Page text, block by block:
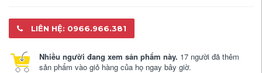
LIÊN HỆ: 0966.966.381
Nhiều người đang xem sản phẩm này. 17 người đã thêm
sản phẩm vào giỏ hàng của họ ngay bây giờ.